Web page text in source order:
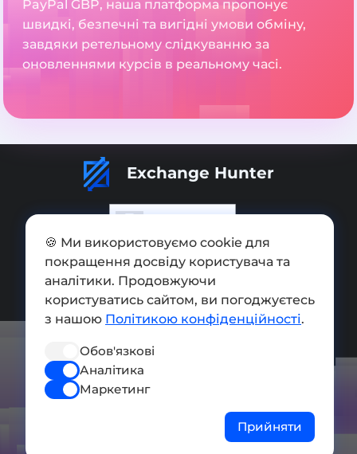
PayPal GBP, наша платформа пропонує
швидкі, безпечні та вигідні умови обміну,
завдяки ретельному слідкуванню за
оновленнями курсів в реальному часі.
Exchange Hunter
Додати обмінник
Мапа сайту
Press kit
Умови використання
🍪 Ми використовуємо cookie для
покращення досвіду користувача та
аналітики. Продовжуючи
користуватись сайтом, ви погоджуєтесь
з нашою Політикою конфіденційності.
Обов'язкові
Аналітика
Маркетинг
Прийняти